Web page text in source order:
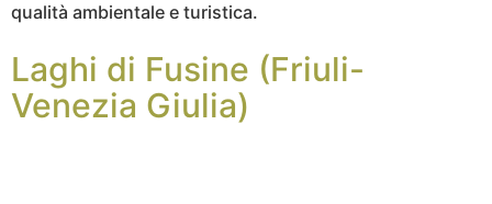
qualità ambientale e turistica.
Laghi di Fusine (Friuli-
Venezia Giulia)